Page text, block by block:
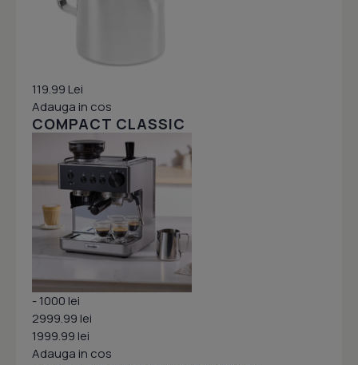
119.99 Lei
Adauga in cos
COMPACT CLASSIC
- 1000 lei
2999.99 lei
1999.99 lei
Adauga in cos